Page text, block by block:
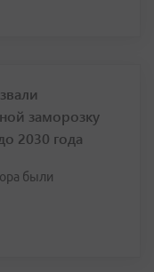
заморозку
2030 года
были